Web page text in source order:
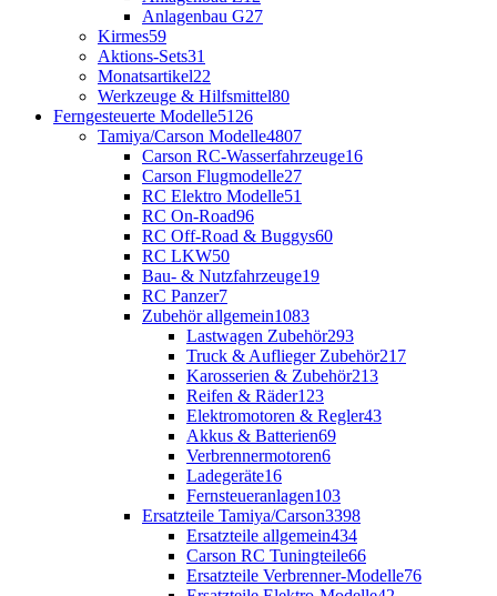
Anlagenbau G27
Kirmes59
Aktions-Sets31
Monatsartikel22
Werkzeuge & Hilfsmittel80
Ferngesteuerte Modelle5126
Tamiya/Carson Modelle4807
Carson RC-Wasserfahrzeuge16
Carson Flugmodelle27
RC Elektro Modelle51
RC On-Road96
RC Off-Road & Buggys60
RC LKW50
Bau- & Nutzfahrzeuge19
RC Panzer7
Zubehör allgemein1083
Lastwagen Zubehör293
Truck & Auflieger Zubehör217
Karosserien & Zubehör213
Reifen & Räder123
Elektromotoren & Regler43
Akkus & Batterien69
Verbrennermotoren6
Ladegeräte16
Fernsteueranlagen103
Ersatzteile Tamiya/Carson3398
Ersatzteile allgemein434
Carson RC Tuningteile66
Ersatzteile Verbrenner-Modelle76